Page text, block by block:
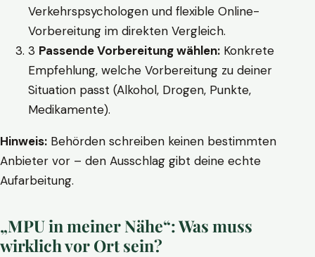
Verkehrspsychologen und flexible Online-
Vorbereitung im direkten Vergleich.
3 Passende Vorbereitung wählen: Konkrete
Empfehlung, welche Vorbereitung zu deiner
Situation passt (Alkohol, Drogen, Punkte,
Medikamente).
Hinweis: Behörden schreiben keinen bestimmten
Anbieter vor – den Ausschlag gibt deine echte
Aufarbeitung.
„MPU in meiner Nähe“: Was muss
wirklich vor Ort sein?